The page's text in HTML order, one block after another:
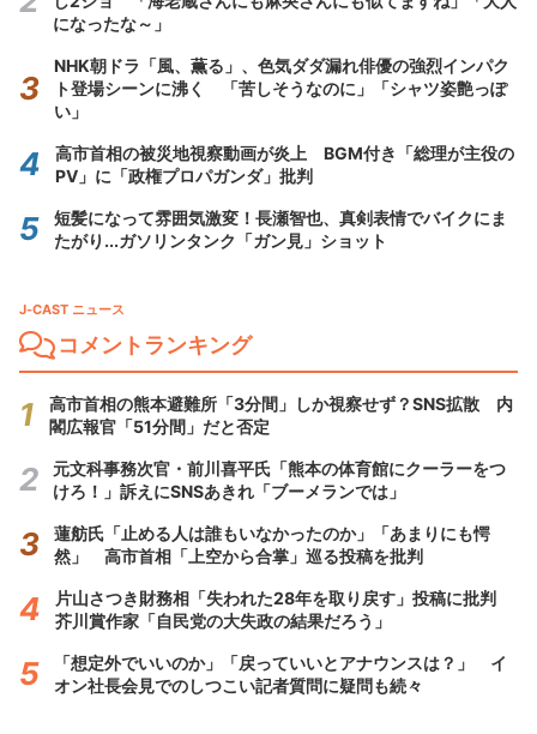
になったな～」
NHK朝ドラ「風、薫る」、色気ダダ漏れ俳優の強烈インパク
ト登場シーンに沸く 「苦しそうなのに」「シャツ姿艶っぽ
い」
高市首相の被災地視察動画が炎上 BGM付き「総理が主役の
PV」に「政権プロパガンダ」批判
短髪になって雰囲気激変！長瀬智也、真剣表情でバイクにま
たがり...ガソリンタンク「ガン見」ショット
J-CAST ニュース
コメントランキング
高市首相の熊本避難所「3分間」しか視察せず？SNS拡散 内
閣広報官「51分間」だと否定
元文科事務次官・前川喜平氏「熊本の体育館にクーラーをつ
けろ！」訴えにSNSあきれ「ブーメランでは」
蓮舫氏「止める人は誰もいなかったのか」「あまりにも愕
然」 高市首相「上空から合掌」巡る投稿を批判
片山さつき財務相「失われた28年を取り戻す」投稿に批判
芥川賞作家「自民党の大失政の結果だろう」
「想定外でいいのか」「戻っていいとアナウンスは？」 イ
オン社長会見でのしつこい記者質問に疑問も続々